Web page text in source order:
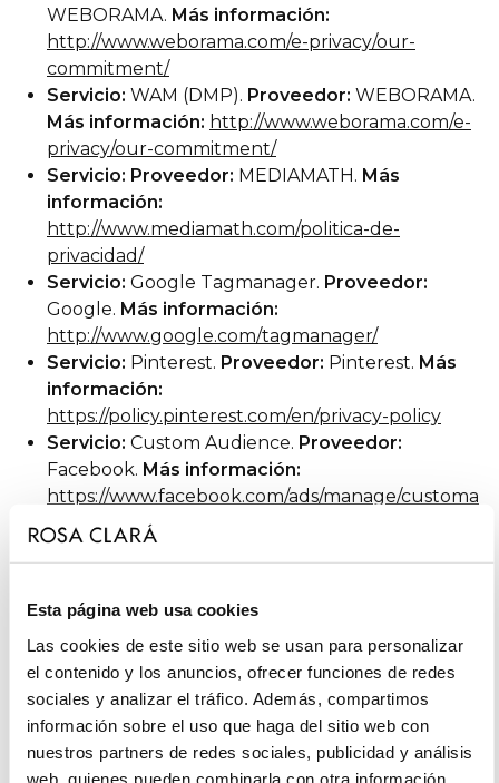
Esta página web usa cookies
Las cookies de este sitio web se usan para personalizar
el contenido y los anuncios, ofrecer funciones de redes
sociales y analizar el tráfico. Además, compartimos
información sobre el uso que haga del sitio web con
nuestros partners de redes sociales, publicidad y análisis
web, quienes pueden combinarla con otra información
WEBORAMA. Más información:
http://www.weborama.com/e-privacy/our-
commitment/
Servicio: WAM (DMP). Proveedor: WEBORAMA.
Más información: http://www.weborama.com/e-
privacy/our-commitment/
Servicio: Proveedor: MEDIAMATH. Más
información:
http://www.mediamath.com/politica-de-
privacidad/
Servicio: Google Tagmanager. Proveedor:
Google. Más información:
http://www.google.com/tagmanager/
Servicio: Pinterest. Proveedor: Pinterest. Más
información:
https://policy.pinterest.com/en/privacy-policy
Servicio: Custom Audience. Proveedor:
Facebook. Más información:
https://www.facebook.com/ads/manage/customa
udiences/tos.php
Servicio:Lookalike Audience.
https://www.facebook.com/business/help/164749
Cookies de funciones de redes sociales
Algunas redes sociales, como Facebook, o webs y
servicios de terceros, ofrecen a los anunciantes la